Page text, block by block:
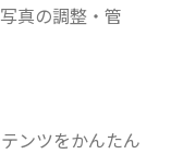
真の調整・管
ンツをかんたん